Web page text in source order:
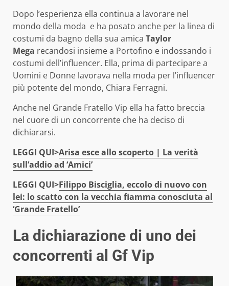
Dopo l’esperienza ella continua a lavorare nel
mondo della moda e ha posato anche per la linea di
costumi da bagno della sua amica Taylor
Mega recandosi insieme a Portofino e indossando i
costumi dell’influencer. Ella, prima di partecipare a
Uomini e Donne lavorava nella moda per l’influencer
più potente del mondo, Chiara Ferragni.
Anche nel Grande Fratello Vip ella ha fatto breccia
nel cuore di un concorrente che ha deciso di
dichiararsi.
LEGGI QUI>Arisa esce allo scoperto | La verità
sull’addio ad ‘Amici’
LEGGI QUI>Filippo Bisciglia, eccolo di nuovo con
lei: lo scatto con la vecchia fiamma conosciuta al
‘Grande Fratello’
La dichiarazione di uno dei
concorrenti al Gf Vip